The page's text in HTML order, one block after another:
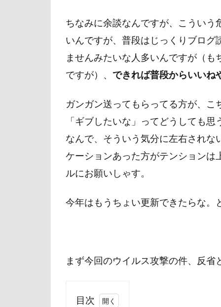
ちなみに余談なんですが、こうい
いんですが、普段はじっくりブロ
ませんみたいな人多いんですが（
ですが）、 できれば普段からいいね
ガンガン送ってもらってる方が、
「ギブしたいな」ってどうしても
なんで、そういう気分に左右され
ケーションあった方がテンション
ルにお願いしゃす。
今年はもうちょい更新できたらな。
まず今回のウイルス攻撃の件、反
目次